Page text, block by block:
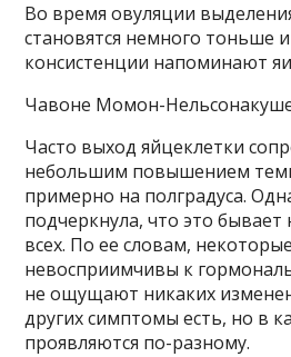
Во время овуляции
становятся немного тоньше
консистенции напоминают
Чавоне Момон-
Часто выход яйцеклетки
небольшим повышением
примерно на полградуса.
подчеркнула, что это бывает
всех. По ее словам,
невосприимчивы к
не ощущают никаких
других симптомы есть, но в
проявляются по-разному.